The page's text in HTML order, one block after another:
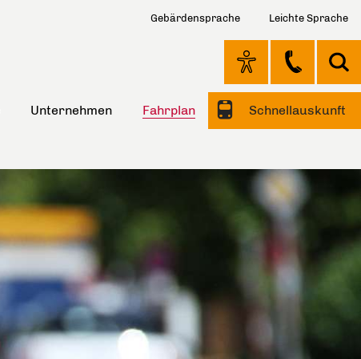
Gebärdensprache Leichte Sprache
Unternehmen Fahrplan Schnellauskunft